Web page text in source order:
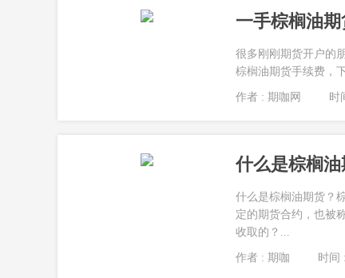
一手棕榈油
很多刚刚期货开户的
棕榈油期货手续费，
作者 : 期咖网 时
什么是棕榈
什么是棕榈油期货？
定的期货合约，也被
收取的？...
作者 : 期咖 时间